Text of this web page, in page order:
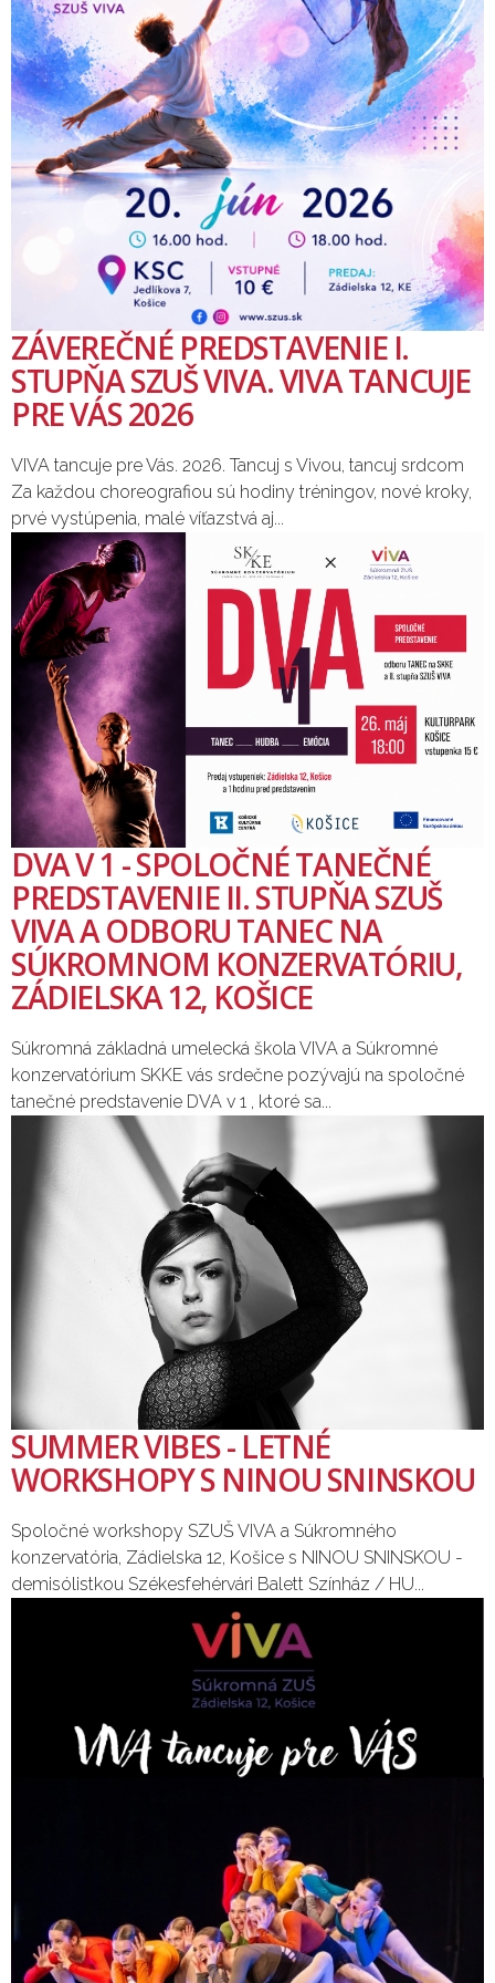
ZÁVEREČNÉ PREDSTAVENIE I.
STUPŇA SZUŠ VIVA. VIVA TANCUJE
PRE VÁS 2026
VIVA tancuje pre Vás. 2026. Tancuj s Vivou, tancuj srdcom
Za každou choreografiou sú hodiny tréningov, nové kroky,
prvé vystúpenia, malé víťazstvá aj...
DVA V 1 - SPOLOČNÉ TANEČNÉ
PREDSTAVENIE II. STUPŇA SZUŠ
VIVA A ODBORU TANEC NA
SÚKROMNOM KONZERVATÓRIU,
ZÁDIELSKA 12, KOŠICE
Súkromná základná umelecká škola VIVA a Súkromné
konzervatórium SKKE vás srdečne pozývajú na spoločné
tanečné predstavenie DVA v 1 , ktoré sa...
SUMMER VIBES - LETNÉ
WORKSHOPY S NINOU SNINSKOU
Spoločné workshopy SZUŠ VIVA a Súkromného
konzervatória, Zádielska 12, Košice s NINOU SNINSKOU -
demisólistkou Székesfehérvári Balett Színház / HU...